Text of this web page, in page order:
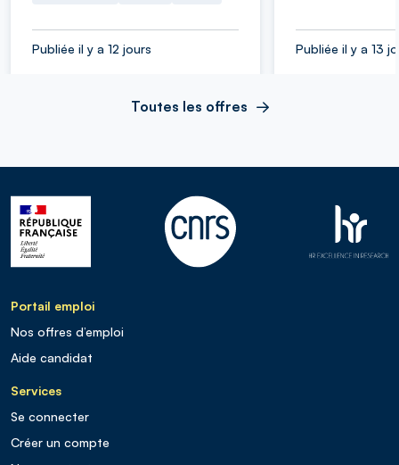
Publiée il y a 12 jours Publiée il y a 13
Toutes les offres
Portail emploi
Nos offres d’emploi
Aide candidat
Services
Se connecter
Créer un compte